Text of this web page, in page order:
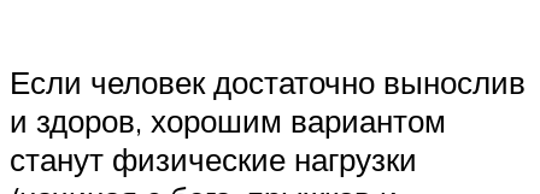
Если человек достаточно вынослив
и здоров, хорошим вариантом
станут физические нагрузки